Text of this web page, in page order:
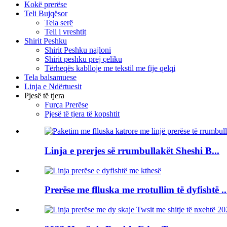
Kokë prerëse
Teli Bujqësor
Tela serë
Teli i vreshtit
Shirit Peshku
Shirit Peshku najloni
Shirit peshku prej çeliku
Tërheqës kablloje me tekstil me fije qelqi
Tela balsamuese
Linja e Ndërtuesit
Pjesë të tjera
Furça Prerëse
Pjesë të tjera të kopshtit
Linja e prerjes së rrumbullakët Sheshi B...
Prerëse me flluska me rrotullim të dyfishtë